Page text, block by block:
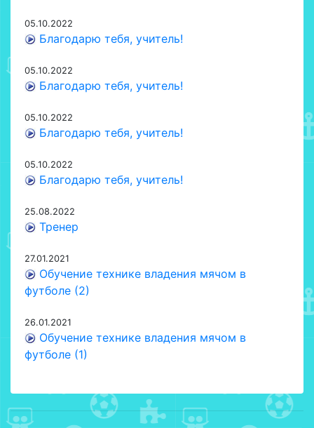
05.10.2022
Благодарю тебя, учитель!
05.10.2022
Благодарю тебя, учитель!
05.10.2022
Благодарю тебя, учитель!
05.10.2022
Благодарю тебя, учитель!
25.08.2022
Тренер
27.01.2021
Обучение технике владения мячом в
футболе (2)
26.01.2021
Обучение технике владения мячом в
футболе (1)